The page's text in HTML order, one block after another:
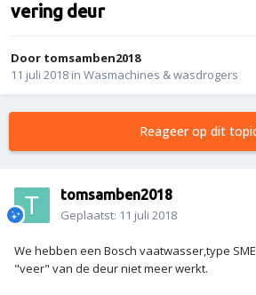
vering deur
Door tomsamben2018
11 juli 2018 in Wasmachines & wasdrogers
Reageer op dit
tomsamben2018
Geplaatst: 11 juli 2018
We hebben een Bosch vaatwasser,type
"veer" van de deur niet meer werkt.